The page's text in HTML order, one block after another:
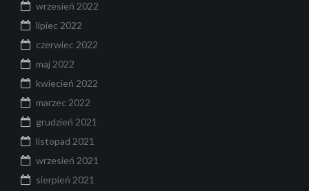
wrzesień 2022
lipiec 2022
czerwiec 2022
maj 2022
kwiecień 2022
marzec 2022
grudzień 2021
listopad 2021
wrzesień 2021
sierpień 2021